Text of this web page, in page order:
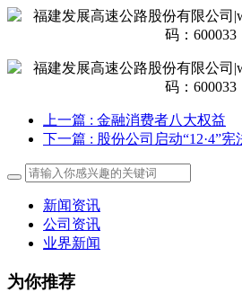
上一篇 : 金融消费者八大权益
下一篇 : 股份公司启动“12·4”
新闻资讯
公司资讯
业界新闻
为你推荐